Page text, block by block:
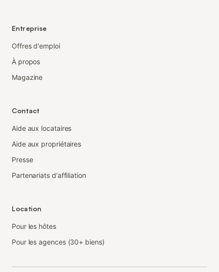
Entreprise
Offres d'emploi
À propos
Magazine
Contact
Aide aux locataires
Aide aux propriétaires
Presse
Partenariats d'affiliation
Location
Pour les hôtes
Pour les agences (30+ biens)